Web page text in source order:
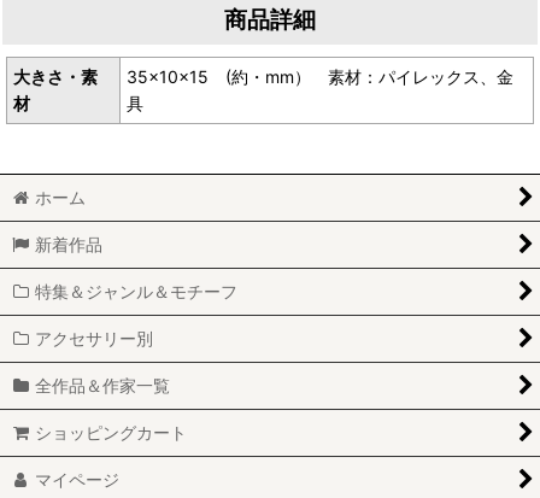
商品詳細
大きさ・素
材
35×10×15 (約・mm） 素材：パイレックス、金
具
ホーム
新着作品
特集＆ジャンル＆モチーフ
アクセサリー別
全作品＆作家一覧
ショッピングカート
マイページ